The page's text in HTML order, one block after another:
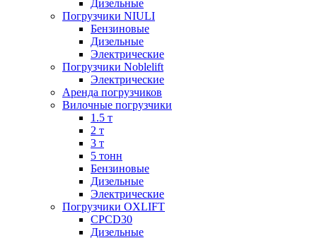
Дизельные
Погрузчики NIULI
Бензиновые
Дизельные
Электрические
Погрузчики Noblelift
Электрические
Аренда погрузчиков
Вилочные погрузчики
1.5 т
2 т
3 т
5 тонн
Бензиновые
Дизельные
Электрические
Погрузчики OXLIFT
CPCD30
Дизельные